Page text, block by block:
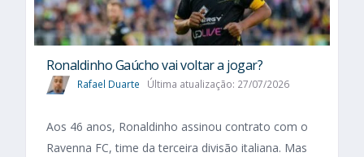
Ronaldinho Gaúcho vai voltar a jogar?
Rafael Duarte Última atualização: 27/07/2026
Aos 46 anos, Ronaldinho assinou contrato com o
Ravenna FC, time da terceira divisão italiana. Mas